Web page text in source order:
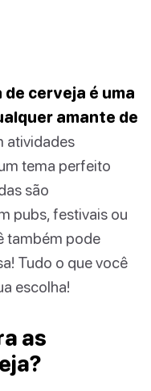
cerveja é uma
amante de
atividades
tema perfeito
são
pubs, festivais ou
também pode
Tudo o que você
escolha!
as